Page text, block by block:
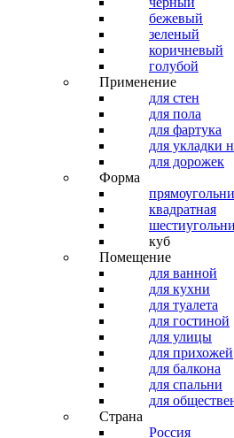
бежевый
зеленый
коричневый
голубой
Применение
для стен
для пола
для фартука
для укладки
для дорожек
Форма
квадратная
куб
Помещение
для ванной
для кухни
для туалета
для гостиной
для улицы
для прихожей
для балкона
для спальни
для
Страна
Россия